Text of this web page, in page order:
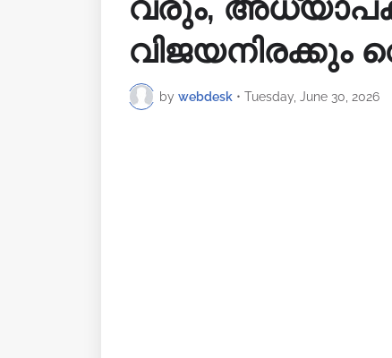
വരും,
വിജയനിരക്കും
by webdesk • Tuesday, June 30, 2026